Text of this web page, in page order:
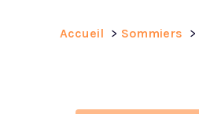
Accueil Sommiers